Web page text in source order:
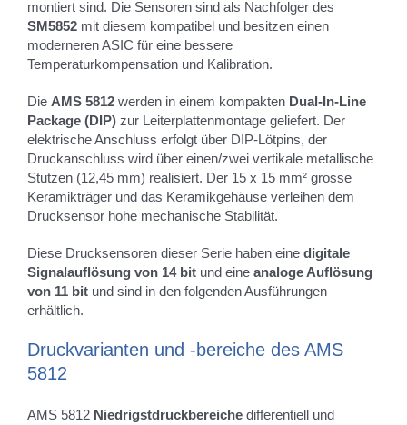
montiert sind. Die Sensoren sind als Nachfolger des
SM5852mit diesem kompatibel und besitzen einen
moderneren ASIC für eine bessere
Temperaturkompensation und Kalibration.
Die AMS 5812werden in einem kompakten Dual-In-Line
Package (DIP) zur Leiterplattenmontage geliefert. Der
elektrische Anschluss erfolgt über DIP-Lötpins, der
Druckanschluss wird über einen/zwei vertikale metallische
Stutzen (12,45 mm) realisiert. Der 15 x 15 mm² grosse
Keramikträger und das Keramikgehäuse verleihen dem
Drucksensor hohe mechanische Stabilität.
Diese Drucksensoren dieser Serie haben eine digitale
Signalauflösung von 14 bitund eine analoge Auflösung
von 11 bitund sind in den folgenden Ausführungen
erhältlich.
Druckvarianten und -bereiche des AMS
5812
AMS 5812 Niedrigstdruckbereichedifferentiell und